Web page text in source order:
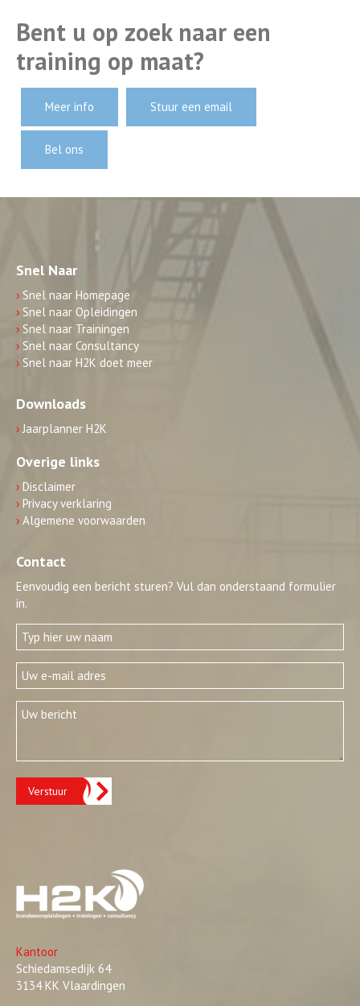
Bent u op zoek naar een
training op maat?
Meer info Stuur een email
Bel ons
Snel Naar
› Snel naar Homepage
› Snel naar Opleidingen
› Snel naar Trainingen
› Snel naar Consultancy
› Snel naar H2K doet meer
Downloads
› Jaarplanner H2K
Overige links
› Disclaimer
› Privacy verklaring
› Algemene voorwaarden
Contact
Eenvoudig een bericht sturen? Vul dan onderstaand formulier
in.
Verstuur
Kantoor
Schiedamsedijk 64
3134 KK Vlaardingen